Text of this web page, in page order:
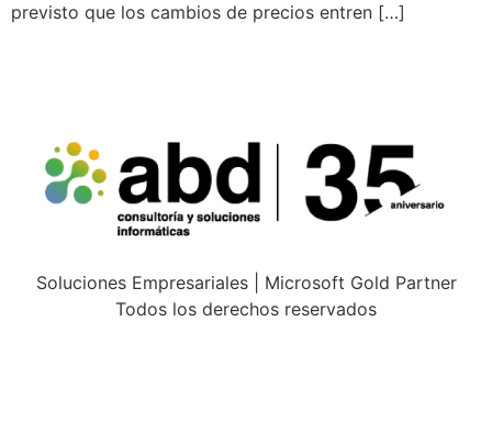
previsto que los cambios de precios entren […]
Soluciones Empresariales | Microsoft Gold Partner
Todos los derechos reservados